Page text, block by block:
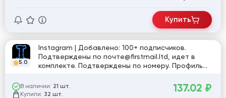
Купить
5.0
Instagram | Добавлено: 100+ подписчиков.
Подтверждены по почте@firstmail.ltd, идет в
комплекте. Подтверждены по номеру. Профиль
аутентификация. Страна регистрации: MIX.
В наличии: 21 шт.
Купили: 32 шт.
137.02 ₽